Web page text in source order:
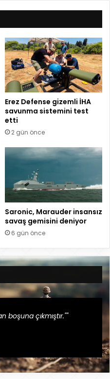
Erez Defense gizemli İHA
savunma sistemini test
etti
2 gün önce
Saronic, Marauder insansız
savaş gemisini deniyor
6 gün önce
çıkmıştır.""